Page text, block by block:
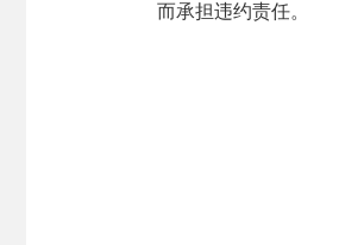
而承担违约责任。